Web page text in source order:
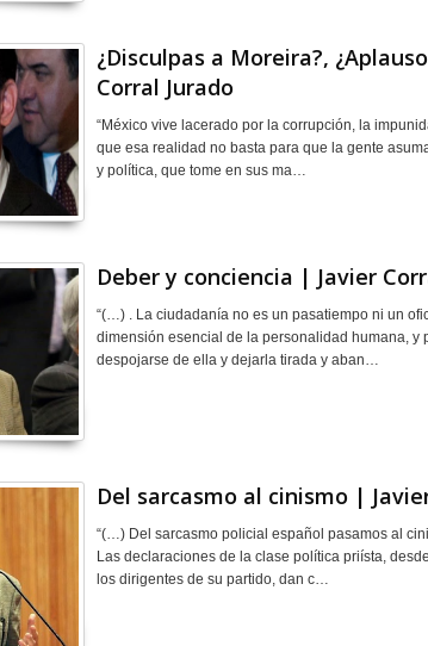
¿Disculpas a Moreira?,
Corral Jurado
“México vive lacerado por la corrupción, la
que esa realidad no basta para que la gente
y política, que tome en sus ma…
Deber y conciencia | Javier
“(…) . La ciudadanía no es un pasatiempo ni un
dimensión esencial de la personalidad humana, y
despojarse de ella y dejarla tirada y aban…
Del sarcasmo al cinismo |
“(…) Del sarcasmo policial español pasamos al
Las declaraciones de la clase política priísta,
los dirigentes de su partido, dan c…